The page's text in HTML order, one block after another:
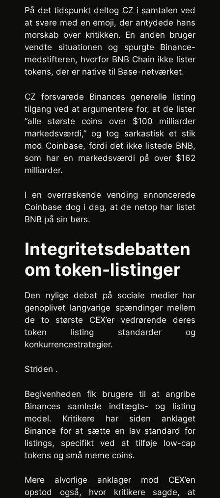
På det tidspunkt deltog CZ i samtalen ved
at svare med en emoji, der antydede hans
morskab over kritikken. En anden bruger
vendte situationen og spurgte Binance-
medstifteren, hvorfor BNB Chain ikke lister
tokens, der er native til Base-netværket.
CZ forsvarede Binances generelle listing
tilgang ved at argumentere for, at de lister
“alle største coins over $100 milliarder
markedsværdi,” og tog sarkastisk et stik
mod Coinbase, fordi det ikke listede BNB,
som har en markedsværdi på over $162
milliarder.
I en overraskende vending annoncerede
Coinbase dog i dag, at de netop har listet
BNB på sin børs.
Integritetsdebatten
om token-listinger
Den nylige debat på sociale medier har
genoplivet langvarige spændinger mellem
de to største CEX’er vedrørende deres
token listing standarder og
konkurrencestrategier.
Striden .
Begivenheden fik brugere til at angribe
Binances samlede indtægts- og listing
model. Kritikere har siden anklaget
Binance for at sætte en lav standard for
listings, specifikt ved at tilføje low-cap
tokens og små meme coins.
Mere alvorlige anklager mod CEX’en
opstod også, hvor kritikere sagde, at